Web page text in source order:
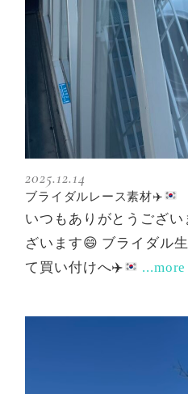
2025.12.14
ブライダルレース素材✈️
いつもありがとうござ
ざいます😄 ブライダル
て買い付けへ✈️ ...more